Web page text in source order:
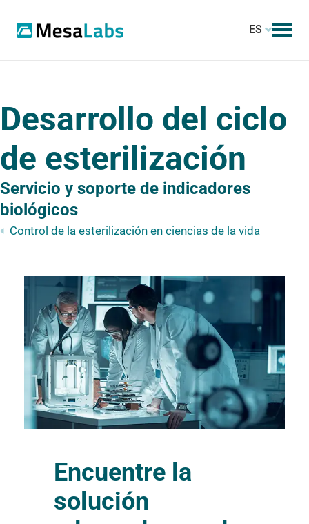
ES
Desarrollo del ciclo
de esterilización
Servicio y soporte de indicadores
biológicos
Control de la esterilización en ciencias de la vida
Encuentre la
solución